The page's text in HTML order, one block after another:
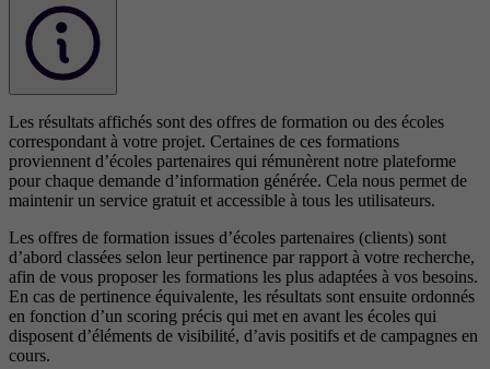
Les résultats affichés sont des offres de formation ou des écoles
correspondant à votre projet. Certaines de ces formations
proviennent d’écoles partenaires qui rémunèrent notre plateforme
pour chaque demande d’information générée. Cela nous permet de
maintenir un service gratuit et accessible à tous les utilisateurs.
Les offres de formation issues d’écoles partenaires (clients) sont
d’abord classées selon leur pertinence par rapport à votre recherche,
afin de vous proposer les formations les plus adaptées à vos besoins.
En cas de pertinence équivalente, les résultats sont ensuite ordonnés
en fonction d’un scoring précis qui met en avant les écoles qui
disposent d’éléments de visibilité, d’avis positifs et de campagnes en
cours.